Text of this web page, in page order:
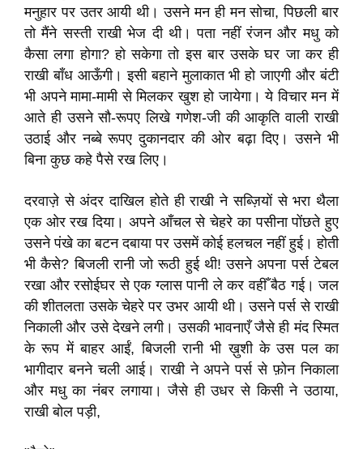
मनुहार पर उतर आयी थी। उसने मन ही मन सोचा, पिछली बार
तो मैंने सस्ती राखी भेज दी थी। पता नहीं रंजन और मधु को
कैसा लगा होगा? हो सकेगा तो इस बार उसके घर जा कर ही
राखी बाँध आऊँगी। इसी बहाने मुलाकात भी हो जाएगी और बंटी
भी अपने मामा-मामी से मिलकर खुश हो जायेगा। ये विचार मन में
आते ही उसने सौ-रूपए लिखे गणेश-जी की आकृति वाली राखी
उठाई और नब्बे रूपए दुकानदार की ओर बढ़ा दिए। उसने भी
बिना कुछ कहे पैसे रख लिए।
दरवाज़े से अंदर दाखिल होते ही राखी ने सब्ज़ियों से भरा थैला
एक ओर रख दिया। अपने आँचल से चेहरे का पसीना पोंछते हुए
उसने पंखे का बटन दबाया पर उसमें कोई हलचल नहीं हुई। होती
भी कैसे? बिजली रानी जो रूठी हुई थी! उसने अपना पर्स टेबल
रखा और रसोईघर से एक ग्लास पानी ले कर वहीँ बैठ गई। जल
की शीतलता उसके चेहरे पर उभर आयी थी। उसने पर्स से राखी
निकाली और उसे देखने लगी। उसकी भावनाएँ जैसे ही मंद स्मित
के रूप में बाहर आईं, बिजली रानी भी ख़ुशी के उस पल का
भागीदार बनने चली आई। राखी ने अपने पर्स से फ़ोन निकाला
और मधु का नंबर लगाया। जैसे ही उधर से किसी ने उठाया,
राखी बोल पड़ी,